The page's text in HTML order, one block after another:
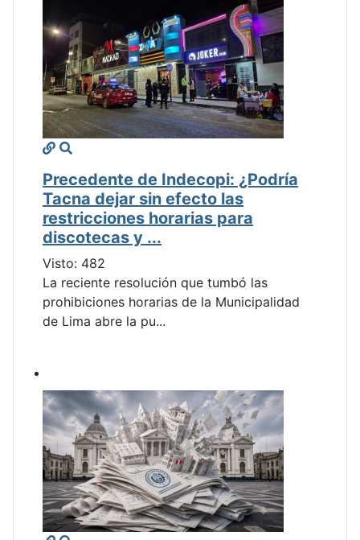
Precedente de Indecopi: ¿Podría
Tacna dejar sin efecto las
restricciones horarias para
discotecas y ...
Visto: 482
La reciente resolución que tumbó las
prohibiciones horarias de la Municipalidad
de Lima abre la pu...